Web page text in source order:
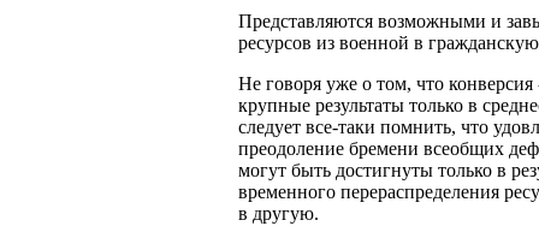
Представляются возможными и
ресурсов из военной в
Не говоря уже о том, что
крупные результаты только в
следует все-таки помнить, что
преодоление бремени всеобщих
могут быть достигнуты только в
временного перераспределения
в другую.